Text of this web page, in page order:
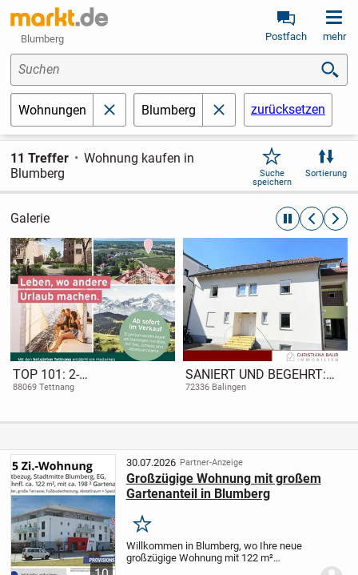
Blumberg Postfach mehr
Suchen
Wohnungen schließenBlumberg schließenzurücksetzen
11 Treffer
Wohnung kaufen in
Blumberg
Suche
speichern
Sortierung
Galerie automatische
TOP 101: 2-
Zimmerwohnung, 1. OG im
88069 Tettnang
SANIERT UND BEGEHRT:
2,5-Zimmer-ETW Zentrum
72336 Balingen
30.07.2026 Partner-Anzeige
Großzügige Wohnung mit großem
Gartenanteil in Blumberg
Merken
Willkommen in Blumberg, wo Ihre neue
großzügige Wohnung mit 122 m²